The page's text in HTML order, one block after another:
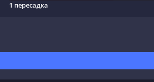
1 пересадка